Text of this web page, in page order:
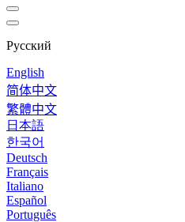
Русский
English
简体中文
繁體中文
日本語
한국어
Deutsch
Français
Italiano
Español
Português